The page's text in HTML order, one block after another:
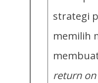
strategi
memilih
return